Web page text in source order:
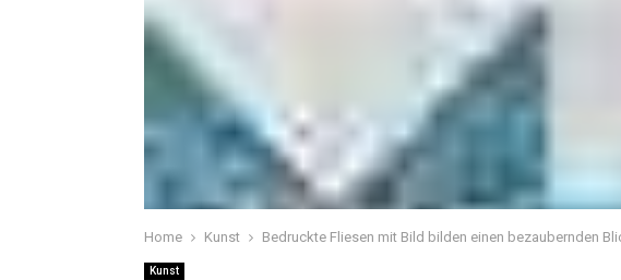
Home Kunst Bedruckte Fliesen mit Bild bilden einen bezaubernden
Kunst